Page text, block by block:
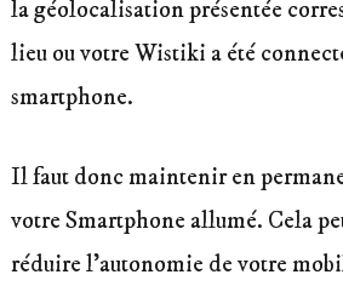
la géolocalisation présentée
lieu ou votre Wistiki a été
smartphone.
Il faut donc maintenir en
votre Smartphone allumé. Cela
réduire l’autonomie de votre